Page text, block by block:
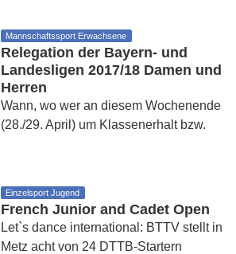
Mannschaftssport Erwachsene
Relegation der Bayern- und
Landesligen 2017/18 Damen und
Herren
Wann, wo wer an diesem Wochenende
(28./29. April) um Klassenerhalt bzw.
Einzelsport Jugend
French Junior and Cadet Open
Let`s dance international: BTTV stellt in
Metz acht von 24 DTTB-Startern